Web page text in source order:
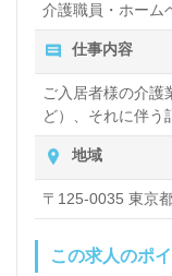
介護職員・ホーム
仕事内容
ご入居者様の介護
ど）、それに伴う
など
地域
〒125-0035 東京
この求人のポ